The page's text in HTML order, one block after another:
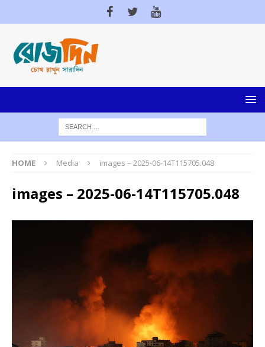
HOME Media images – 2025-06-14T115705.048
images – 2025-06-14T115705.048